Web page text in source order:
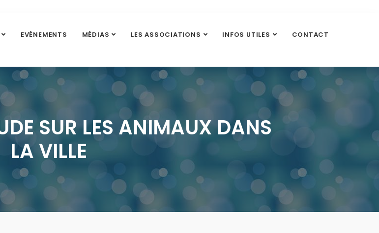
EVÉNEMENTS MÉDIAS LES ASSOCIATIONS INFOS UTILES CONTACT
SUR LES ANIMAUX DANS
LA VILLE